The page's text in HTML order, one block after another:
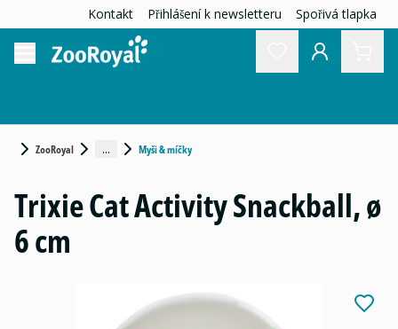
Kontakt Přihlášení k newsletteru Spořivá tlapka
ZooRoyal ... Myši & míčky
Trixie Cat Activity Snackball, ø
6 cm